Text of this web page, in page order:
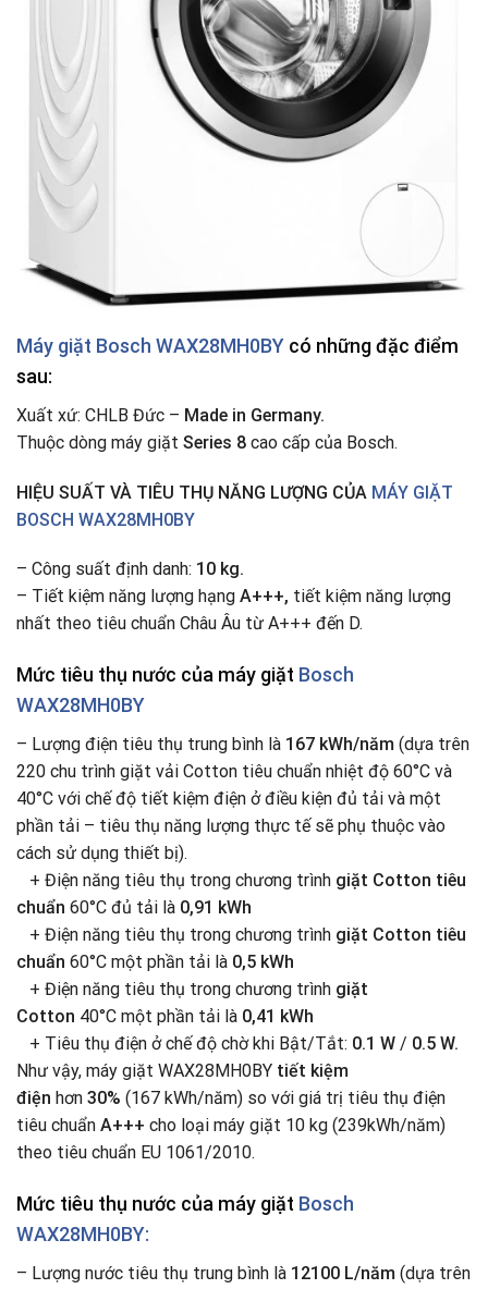
Máy giặt Bosch WAX28MH0BY có những đặc điểm
sau:
Xuất xứ: CHLB Đức – Made in Germany.
Thuộc dòng máy giặt Series 8 cao cấp của Bosch.
HIỆU SUẤT VÀ TIÊU THỤ NĂNG LƯỢNG CỦA MÁY GIẶT
BOSCH WAX28MH0BY
– Công suất định danh: 10 kg.
– Tiết kiệm năng lượng hạng A+++, tiết kiệm năng lượng
nhất theo tiêu chuẩn Châu Âu từ A+++ đến D.
Mức tiêu thụ nước của máy giặt Bosch
WAX28MH0BY
– Lượng điện tiêu thụ trung bình là 167 kWh/năm (dựa trên
220 chu trình giặt vải Cotton tiêu chuẩn nhiệt độ 60°C và
40°C với chế độ tiết kiệm điện ở điều kiện đủ tải và một
phần tải – tiêu thụ năng lượng thực tế sẽ phụ thuộc vào
cách sử dụng thiết bị).
+ Điện năng tiêu thụ trong chương trình giặt Cotton tiêu
chuẩn 60°C đủ tải là 0,91 kWh
+ Điện năng tiêu thụ trong chương trình giặt Cotton tiêu
chuẩn 60°C một phần tải là 0,5 kWh
+ Điện năng tiêu thụ trong chương trình giặt
Cotton 40°C một phần tải là 0,41 kWh
+ Tiêu thụ điện ở chế độ chờ khi Bật/Tắt: 0.1 W / 0.5 W.
Như vậy, máy giặt WAX28MH0BY tiết kiệm
điện hơn 30% (167 kWh/năm) so với giá trị tiêu thụ điện
tiêu chuẩn A+++ cho loại máy giặt 10 kg (239kWh/năm)
theo tiêu chuẩn EU 1061/2010.
Mức tiêu thụ nước của máy giặt Bosch
WAX28MH0BY:
– Lượng nước tiêu thụ trung bình là 12100 L/năm (dựa trên